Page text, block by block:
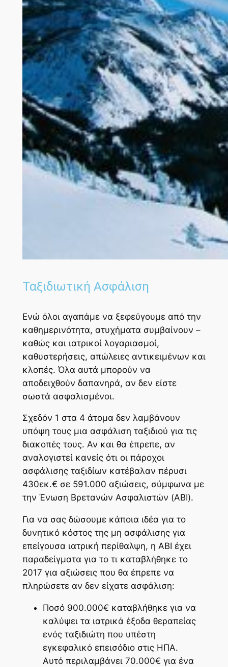
Ταξιδιωτική Ασφάλιση
Ενώ όλοι αγαπάμε να ξεφεύγουμε από την
καθημερινότητα, ατυχήματα συμβαίνουν –
καθώς και ιατρικοί λογαριασμοί,
καθυστερήσεις, απώλειες αντικειμένων και
κλοπές. Όλα αυτά μπορούν να
αποδειχθούν δαπανηρά, αν δεν είστε
σωστά ασφαλισμένοι.
Σχεδόν 1 στα 4 άτομα δεν λαμβάνουν
υπόψη τους μια ασφάλιση ταξιδιού για τις
διακοπές τους. Αν και θα έπρεπε, αν
αναλογιστεί κανείς ότι οι πάροχοι
ασφάλισης ταξιδίων κατέβαλαν πέρυσι
430εκ.€ σε 591.000 αξιώσεις, σύμφωνα με
την Ένωση Βρετανών Ασφαλιστών (ABI).
Για να σας δώσουμε κάποια ιδέα για το
δυνητικό κόστος της μη ασφάλισης για
επείγουσα ιατρική περίθαλψη, η ABI έχει
παραδείγματα για το τι καταβλήθηκε το
2017 για αξιώσεις που θα έπρεπε να
πληρώσετε αν δεν είχατε ασφάλιση:
Ποσό 900.000€ καταβλήθηκε για να
καλύψει τα ιατρικά έξοδα θεραπείας
ενός ταξιδιώτη που υπέστη
εγκεφαλικό επεισόδιο στις ΗΠΑ.
Αυτό περιλαμβάνει 70.000€ για ένα